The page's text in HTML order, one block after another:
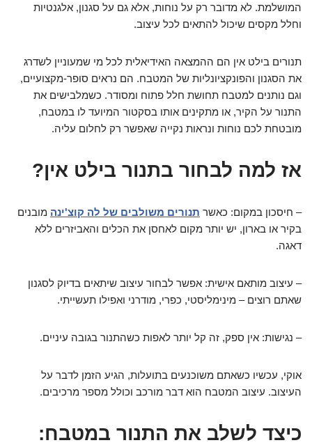
המושלמת. לא מדובר רק על נוחות, אלא גם על סגנון, אלגנטיות
וחלל מקסים שיכול להתאים לכל עיצוב.
תנורים בילט אין הם ההמצאה האידיאלית לכל מי שמעוניין לשדרג
את הסגנון והפונקציונליות של המטבח. הם נראים סופר-מקצועיים,
וגם נותנים למטבח תחושת חלל פתוח ומסודר. כשמלבישים את
התנור על הקיר, או מתקינים אותו בסקטור המיועד לו במטבח,
מובטחת לכם נוחות ונראות נקייה שאפשר רק לחלום עליה.
אז למה לבחור בתנור בילט אין?
– חיסכון במקום: כאשר תנורים משולבים של לה קוצ'ינה מובנים
בקיר או בארון, יש יותר מקום לאחסן את הכלים והאביזרים ללא
דאגה.
– עיצוב מותאם אישית: אפשר לבחור עיצוב שיתאים בדיוק לסגנון
שאתם רוצים – מינימליסטי, כפרי, מודרני ואפילו תעשייתי.
– נגישות: אין ספק, זה קל יותר לאפות כשהתנור בגובה עיניים.
אוקי, עכשיו כשאתם משוכנעים בתועלות, הגיע הזמן לדבר על
העיצוב. עיצוב המטבח הוא דבר מורכב וכולל מספר מרכיבים.
כיצד לשלב את התנור במטבח: